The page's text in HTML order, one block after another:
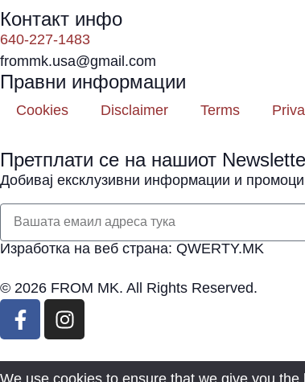
Контакт инфо
640-227-1483
frommk.usa@gmail.com
Правни информации
Cookies Disclaimer Terms
Претплати се на нашиот
Добивај ексклузивни информации и
Изработка на веб страна: QWERTY.MK
© 2026 FROM MK. All Rights Reserved.